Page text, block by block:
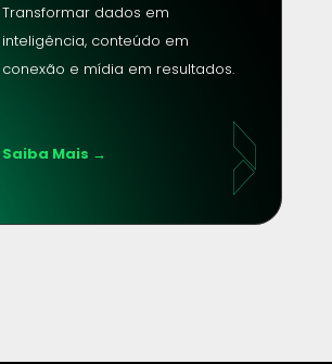
Transformar dados em
inteligência, conteúdo em
conexão e mídia em resultados.
Saiba Mais →